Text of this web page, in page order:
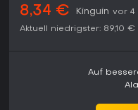
8,34 € Kinguin vor 4
Aktuell niedrigster: 89,10 €
Auf